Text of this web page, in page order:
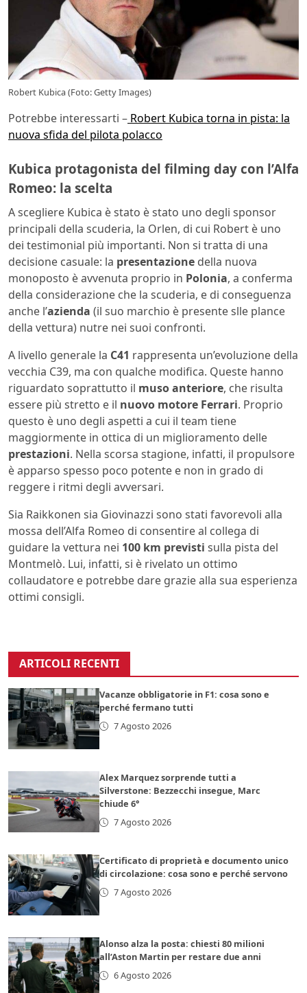
Robert Kubica (Foto: Getty Images)
Potrebbe interessarti – Robert Kubica torna in pista: la
nuova sfida del pilota polacco
Kubica protagonista del filming day con l’Alfa
Romeo: la scelta
A scegliere Kubica è stato è stato uno degli sponsor
principali della scuderia, la Orlen, di cui Robert è uno
dei testimonial più importanti. Non si tratta di una
decisione casuale: la presentazione della nuova
monoposto è avvenuta proprio in Polonia, a conferma
della considerazione che la scuderia, e di conseguenza
anche l’azienda (il suo marchio è presente slle plance
della vettura) nutre nei suoi confronti.
A livello generale la C41 rappresenta un’evoluzione della
vecchia C39, ma con qualche modifica. Queste hanno
riguardato soprattutto il muso anteriore, che risulta
essere più stretto e il nuovo motore Ferrari. Proprio
questo è uno degli aspetti a cui il team tiene
maggiormente in ottica di un miglioramento delle
prestazioni. Nella scorsa stagione, infatti, il propulsore
è apparso spesso poco potente e non in grado di
reggere i ritmi degli avversari.
Sia Raikkonen sia Giovinazzi sono stati favorevoli alla
mossa dell’Alfa Romeo di consentire al collega di
guidare la vettura nei 100 km previsti sulla pista del
Montmelò. Lui, infatti, si è rivelato un ottimo
collaudatore e potrebbe dare grazie alla sua esperienza
ottimi consigli.
ARTICOLI RECENTI
Vacanze obbligatorie in F1: cosa sono e
perché fermano tutti
7 Agosto 2026
Alex Marquez sorprende tutti a
Silverstone: Bezzecchi insegue, Marc
chiude 6°
7 Agosto 2026
Certificato di proprietà e documento unico
di circolazione: cosa sono e perché servono
7 Agosto 2026
Alonso alza la posta: chiesti 80 milioni
all’Aston Martin per restare due anni
6 Agosto 2026